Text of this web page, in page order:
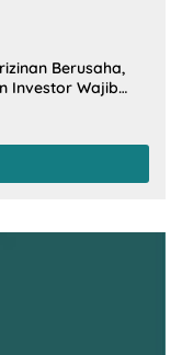
Berusaha,
Investor Wajib